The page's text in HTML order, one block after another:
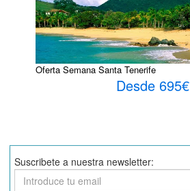
Oferta Semana Santa Tenerife
Desde 695€
Suscribete a nuestra newsletter:
Suscribete